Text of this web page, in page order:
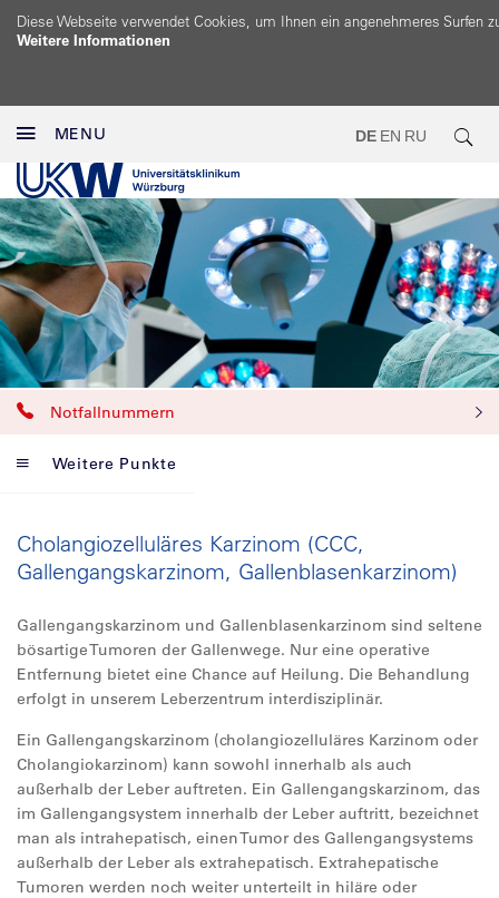
Diese Webseite verwendet Cookies, um Ihnen ein angenehmeres Surfen
Weitere Informationen
MENU DE EN RU
Notfallnummern
Weitere Punkte
Cholangiozelluläres Karzinom (CCC,
Gallengangskarzinom, Gallenblasenkarzinom)
Gallengangskarzinom und Gallenblasenkarzinom sind seltene
bösartige Tumoren der Gallenwege. Nur eine operative
Entfernung bietet eine Chance auf Heilung. Die Behandlung
erfolgt in unserem Leberzentrum interdisziplinär.
Ein Gallengangskarzinom (cholangiozelluläres Karzinom oder
Cholangiokarzinom) kann sowohl innerhalb als auch
außerhalb der Leber auftreten. Ein Gallengangskarzinom, das
im Gallengangsystem innerhalb der Leber auftritt, bezeichnet
man als intrahepatisch, einen Tumor des Gallengangsystems
außerhalb der Leber als extrahepatisch. Extrahepatische
Tumoren werden noch weiter unterteilt in hiläre oder